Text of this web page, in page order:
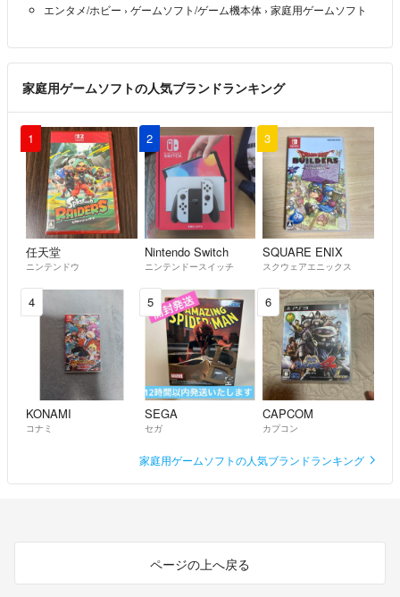
エンタメ/ホビー › ゲームソフト/ゲーム機本体 › 家庭用ゲームソフト
家庭用ゲームソフトの人気ブランドランキング
1
任天堂
ニンテンドウ
2
Nintendo Switch
ニンテンドースイッチ
3
SQUARE ENIX
スクウェアエニックス
4
KONAMI
コナミ
5
SEGA
セガ
6
CAPCOM
カプコン
家庭用ゲームソフトの人気ブランドランキング
ページの上へ戻る